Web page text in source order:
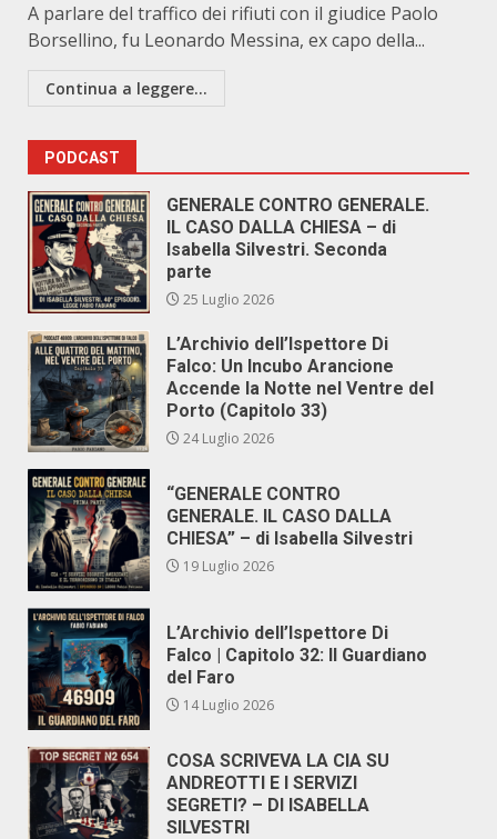
A parlare del traffico dei rifiuti con il giudice Paolo
Borsellino, fu Leonardo Messina, ex capo della...
Continua a leggere...
PODCAST
GENERALE CONTRO GENERALE.
IL CASO DALLA CHIESA – di
Isabella Silvestri. Seconda
parte
25 Luglio 2026
L’Archivio dell’Ispettore Di
Falco: Un Incubo Arancione
Accende la Notte nel Ventre del
Porto (Capitolo 33)
24 Luglio 2026
“GENERALE CONTRO
GENERALE. IL CASO DALLA
CHIESA” – di Isabella Silvestri
19 Luglio 2026
L’Archivio dell’Ispettore Di
Falco | Capitolo 32: Il Guardiano
del Faro
14 Luglio 2026
COSA SCRIVEVA LA CIA SU
ANDREOTTI E I SERVIZI
SEGRETI? – DI ISABELLA
SILVESTRI